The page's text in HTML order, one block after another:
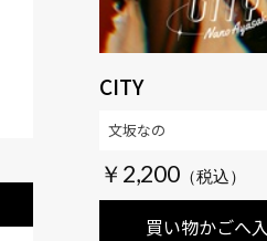
CITY
￥2,200
買い物かごへ
文坂なの